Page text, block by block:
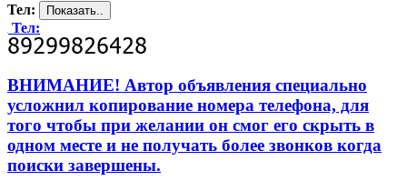
Тел:
Тел:
ВНИМАНИЕ! Автор объявления специально
усложнил копирование номера телефона, для
того чтобы при желании он смог его скрыть в
одном месте и не получать более звонков когда
поиски завершены.